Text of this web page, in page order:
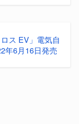
ス EV」電気自
年6月16日発売